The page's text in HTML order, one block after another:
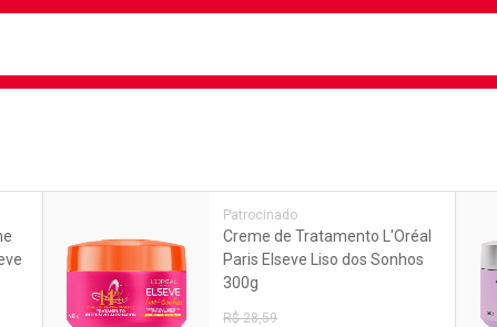
Patrocinado
Creme de Tratamento L'Oréal
Paris Elseve Liso dos Sonhos
300g
R$ 28,59